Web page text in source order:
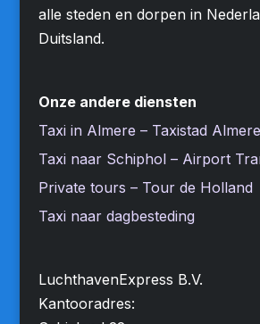
alle steden en dorpen in
Duitsland.
Onze andere diensten
Taxi in Almere – Taxistad Almere
Taxi naar Schiphol – Airport
Private tours – Tour de Holland
Taxi naar dagbesteding
LuchthavenExpress B.V.
Kantooradres: